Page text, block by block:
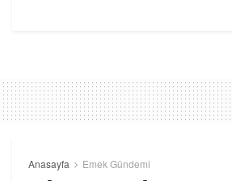
Anasayfa Emek Gündemi